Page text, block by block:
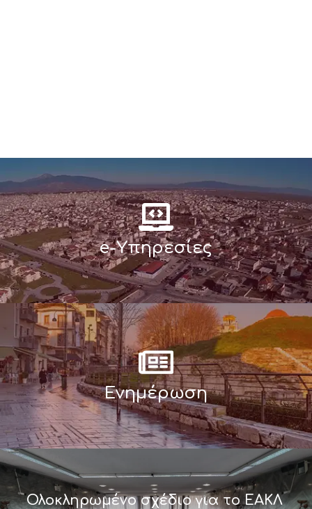
Ολοκληρωμένο σχέδιο για το ΕΑΚΛ
e-Υπηρεσίες
Ενημέρωση